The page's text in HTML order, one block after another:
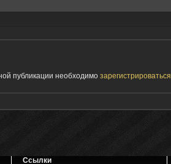
публикации необходимо зарегистрироваться
Ссылки